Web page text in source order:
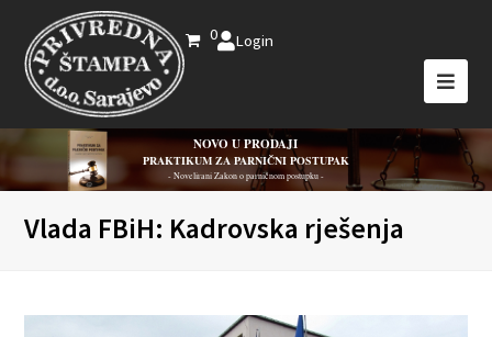
0 Login
NOVO U PRODAJI
PRAKTIKUM ZA PARNIČNI POSTUPAK
- Novelirani Zakon o parničnom postupku -
Vlada FBiH: Kadrovska rješenja